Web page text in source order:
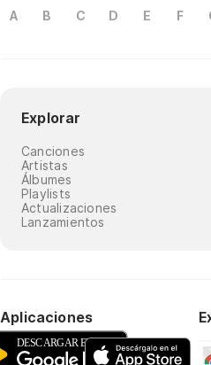
A B C D E F
Explorar
Canciones
Artistas
Álbumes
Playlists
Actualizaciones
Lanzamientos
Aplicaciones